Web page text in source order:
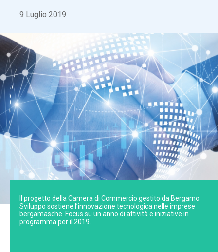
9 Luglio 2019
Il progetto della Camera di Commercio gestito da Bergamo
Sviluppo sostiene l’innovazione tecnologica nelle imprese
bergamasche. Focus su un anno di attività e iniziative in
programma per il 2019.